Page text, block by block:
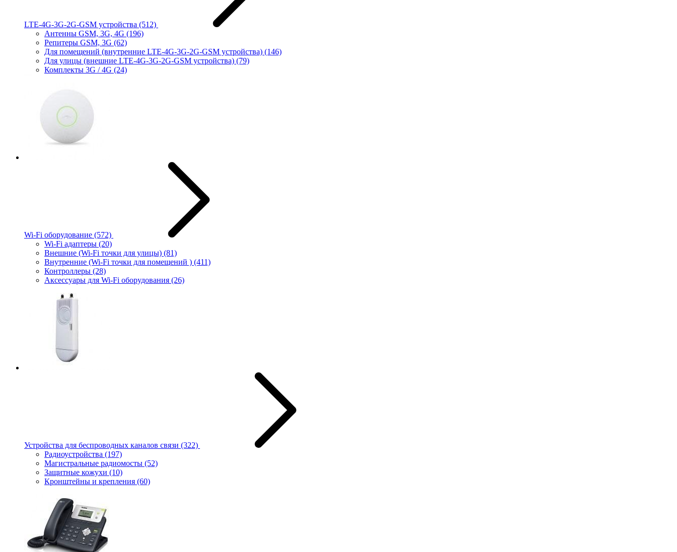
LTE-4G-3G-2G-GSM устройства (512)
Антенны GSM, 3G, 4G (196)
Репитеры GSM, 3G (62)
Для помещений (внутренние LTE-4G-3G-2G-GSM устройства) (146)
Для улицы (внешние LTE-4G-3G-2G-GSM устройства) (79)
Комплекты 3G / 4G (24)
Wi-Fi оборудование (572)
Wi-Fi адаптеры (20)
Внешние (Wi-Fi точки для улицы) (81)
Внутренние (Wi-Fi точки для помещений ) (411)
Контроллеры (28)
Аксессуары для Wi-Fi оборудования (26)
Устройства для беспроводных каналов связи (322)
Радиоустройства (197)
Магистральные радиомосты (52)
Защитные кожухи (10)
Кронштейны и крепления (60)